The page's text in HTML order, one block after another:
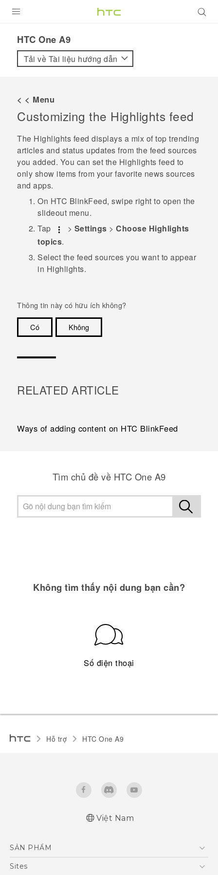
VIVE
VIVERSE
ỨNG DỤNG
HỖ TRỢ
HTC One A9‎
Tải về Tài liệu hướng dẫn
< < Menu
Customizing the Highlights feed
The Highlights feed displays a mix of top trending
articles and status updates from the feed sources
you added. You can set the Highlights feed to
only show items from your favorite news sources
and apps.
On HTC BlinkFeed, swipe right to open the
slideout menu.
Tap
> Settings > Choose Highlights
topics.
Select the feed sources you want to appear
in Highlights.
Thông tin này có hữu ích không?
Có
Không
RELATED ARTICLE
Ways of adding content on HTC BlinkFeed
Tìm chủ đề về HTC One A9
Không tìm thấy nội dung bạn cần?
Số điện thoại
Hỗ trợ HTC One A9‎
Việt Nam
SẢN PHẨM
5G
Sites